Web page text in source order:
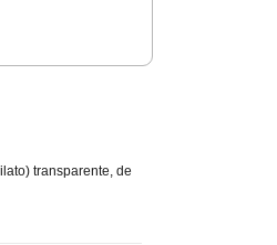
transparente, de